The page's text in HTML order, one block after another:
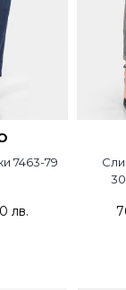
7463-79
лв.